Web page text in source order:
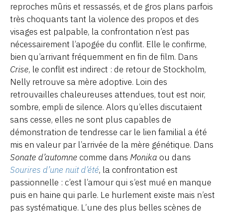
reproches mûris et ressassés, et de gros plans parfois
très choquants tant la violence des propos et des
visages est palpable, la confrontation n’est pas
nécessairement l’apogée du conflit. Elle le confirme,
bien qu’arrivant fréquemment en fin de film. Dans
Crise, le conflit est indirect : de retour de Stockholm,
Nelly retrouve sa mère adoptive. Loin des
retrouvailles chaleureuses attendues, tout est noir,
sombre, empli de silence. Alors qu’elles discutaient
sans cesse, elles ne sont plus capables de
démonstration de tendresse car le lien familial a été
mis en valeur par l’arrivée de la mère génétique. Dans
Sonate d’automne comme dans Monika ou dans
Sourires d’une nuit d’été, la confrontation est
passionnelle : c’est l’amour qui s’est mué en manque
puis en haine qui parle. Le hurlement existe mais n’est
pas systématique. L’une des plus belles scènes de